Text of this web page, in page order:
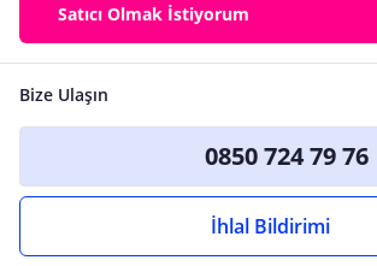
Satıcı Olmak İstiyorum
Bize Ulaşın
0850 724 79 76
İhlal Bildirimi